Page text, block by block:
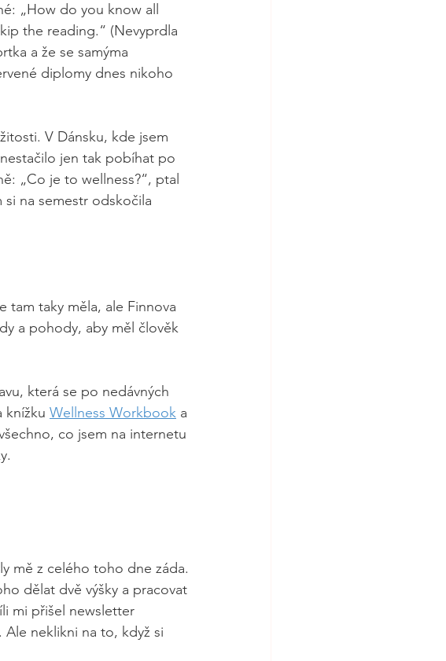
„How do you know all
the reading.“ (Nevyprdla
a že se samýma
diplomy dnes nikoho
V Dánsku, kde jsem
jen tak pobíhat po
„Co je to wellness?“, ptal
na semestr odskočila
tam taky měla, ale Finnova
a pohody, aby měl člověk
která se po nedávných
knížku Wellness Workbook a
co jsem na internetu
mě z celého toho dne záda.
dělat dvě výšky a pracovat
mi přišel newsletter
Ale neklikni na to, když si